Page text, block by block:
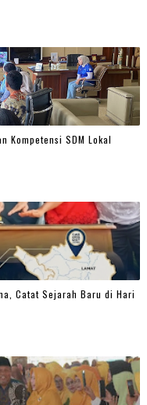
Kompetensi SDM Lokal
Catat Sejarah Baru di Hari